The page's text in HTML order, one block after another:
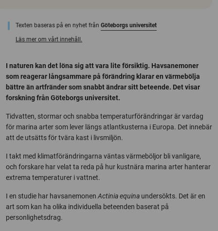
Texten baseras på en nyhet från Göteborgs universitet
Läs mer om vårt innehåll.
I naturen kan det löna sig att vara lite försiktig. Havsanemoner
som reagerar långsammare på förändring klarar en värmebölja
bättre än artfränder som snabbt ändrar sitt beteende. Det visar
forskning från Göteborgs universitet.
Tidvatten, stormar och snabba temperaturförändringar är vardag
för marina arter som lever längs atlantkusterna i Europa. Det innebär
att de utsätts för tvära kast i livsmiljön.
I takt med klimatförändringarna väntas värmeböljor bli vanligare,
och forskare har velat ta reda på hur kustnära marina arter hanterar
extrema temperaturer i vattnet.
I en studie har havsanemonen Actinia equina undersökts. Det är en
art som kan ha olika individuella beteenden baserat på
personlighetsdrag.